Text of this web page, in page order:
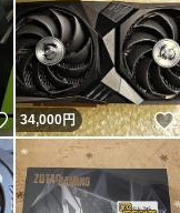
いいね！
34,000円